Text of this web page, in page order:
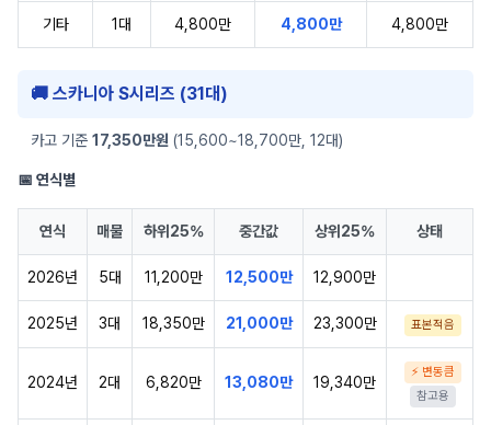
기타 1대 4,800만 4,800만 4,800만
🚚 스카니아 S시리즈 (31대)
카고 기준 17,350만원 (15,600~18,700만, 12대)
📅 연식별
연식 매물 하위25% 중간값 상위25% 상태
2026년 5대 11,200만 12,500만 12,900만
2025년 3대 18,350만 21,000만 23,300만 표본적음
2024년 2대 6,820만 13,080만 19,340만
⚡ 변동큼
참고용